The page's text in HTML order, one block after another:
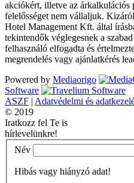
akciókért, illetve az árkalkulációs
felelősséget nem vállaljuk.
Hotel Management Kft. által
tekintendők véglegesnek a
felhasználó elfogadta és
megrendelés vagy ajánlatkérés
Powered by Mediaorigo
Software
ASZF | Adatvédelmi és
© 2019
Iratkozz fel Te is
hírlevelünkre!
Név
Hibás vagy hiányzó adat!